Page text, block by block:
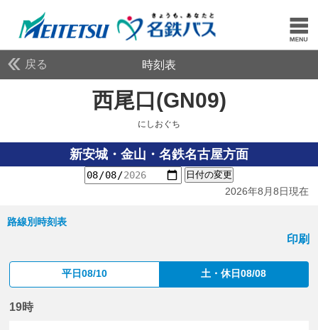
戻る 時刻表
西尾口(GN09)
にしおぐち
新安城・金山・名鉄名古屋方面
日付の変更
2026年8月8日現在
路線別時刻表
印刷
平日08/10 土・休日08/08
19時